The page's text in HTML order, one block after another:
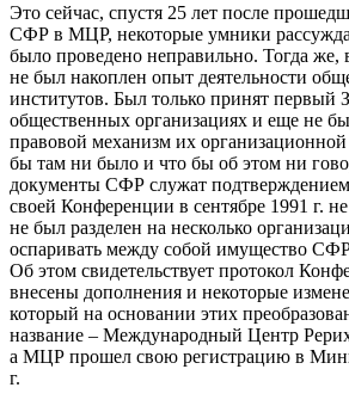
Это сейчас, спустя 25 лет после
СФР в МЦР, некоторые умники
было проведено неправильно. Тогда же,
не был накоплен опыт деятельности
институтов. Был только принят первый
общественных организациях и еще не
правовой механизм их
бы там ни было и что бы об этом ни
документы СФР служат
своей Конференции в сентябре 1991 г.
не был разделен на несколько
оспаривать между собой имущество
Об этом свидетельствует протокол
внесены дополнения и некоторые
который на основании этих
название – Международный Центр
а МЦР прошел свою регистрацию в
г.